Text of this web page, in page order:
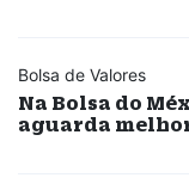
Bolsa de Valores
Na Bolsa do
aguarda